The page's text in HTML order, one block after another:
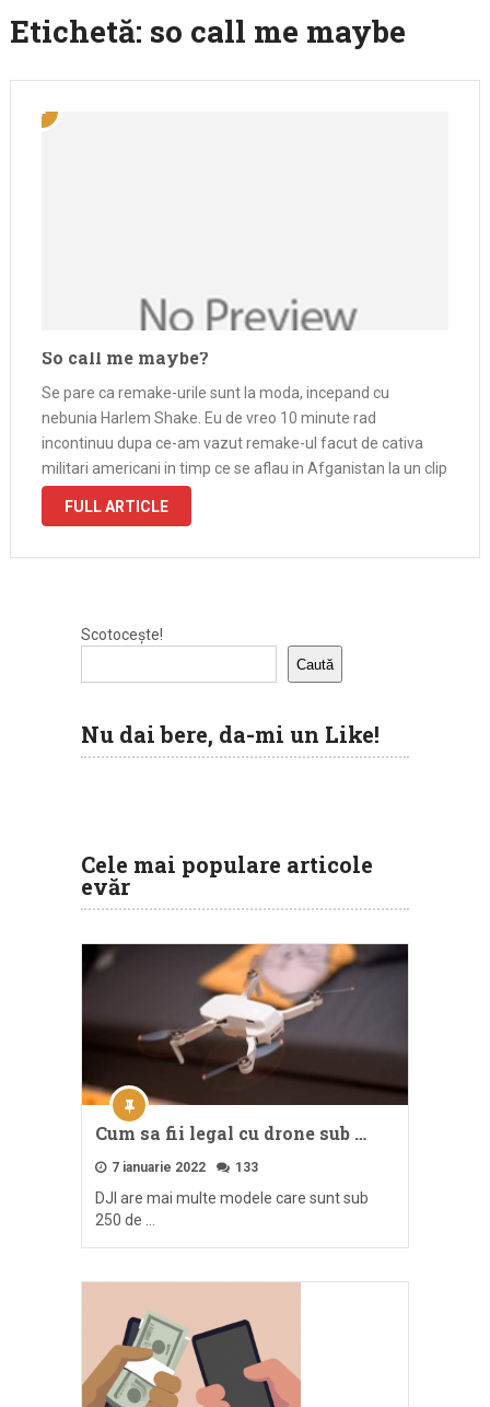
Etichetă: so call me maybe
So call me maybe?
Se pare ca remake-urile sunt la moda, incepand cu
nebunia Harlem Shake. Eu de vreo 10 minute rad
incontinuu dupa ce-am vazut remake-ul facut de cativa
militari americani in timp ce se aflau in Afganistan la un clip
cu majorete. Daca in cel original va puteti delecta
FULL ARTICLE
Scotocește!
Caută
Nu dai bere, da-mi un Like!
Cele mai populare articole
evăr
Cum sa fii legal cu drone sub …
7 ianuarie 2022 133
DJI are mai multe modele care sunt sub
250 de …